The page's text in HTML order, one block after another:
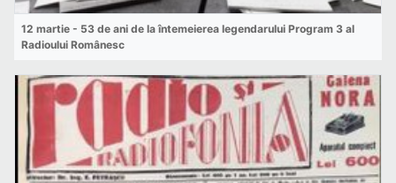
12 martie - 53 de ani de la întemeierea legendarului Program 3 al
Radioului Românesc